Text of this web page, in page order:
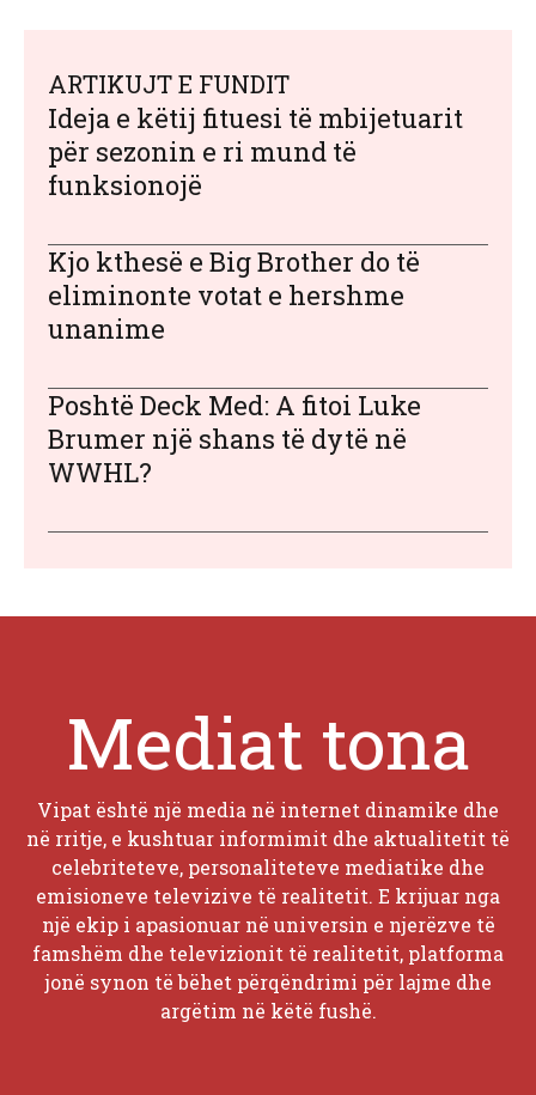
ARTIKUJT E FUNDIT
Ideja e këtij fituesi të mbijetuarit
për sezonin e ri mund të
funksionojë
Kjo kthesë e Big Brother do të
eliminonte votat e hershme
unanime
Poshtë Deck Med: A fitoi Luke
Brumer një shans të dytë në
WWHL?
Mediat tona
Vipat është një media në internet dinamike dhe
në rritje, e kushtuar informimit dhe aktualitetit të
celebriteteve, personaliteteve mediatike dhe
emisioneve televizive të realitetit. E krijuar nga
një ekip i apasionuar në universin e njerëzve të
famshëm dhe televizionit të realitetit, platforma
jonë synon të bëhet përqëndrimi për lajme dhe
argëtim në këtë fushë.